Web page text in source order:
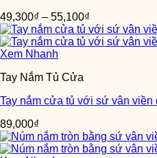
49,300₫ – 55,100₫
Xem Nhanh
Tay Nắm Tủ Cửa
Tay nắm cửa tủ với sứ vân
89,000₫